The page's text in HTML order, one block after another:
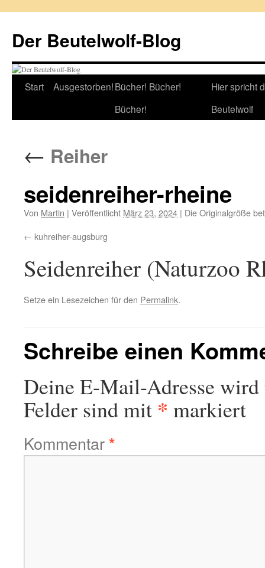
springen
Der Beutelwolf-Blog
Start Ausgestorben!Bücher! Bücher!
Bücher!
Hier spricht
Beutelwolf
← Reiher
seidenreiher-rheine
Von Martin | Veröffentlicht März 23, 2024 | Die Originalgröße
kuhreiher-augsburg
Seidenreiher (Naturzoo
Setze ein Lesezeichen für den Permalink.
Schreibe einen
Deine E-Mail-Adresse
Felder sind mit * markiert
Kommentar*